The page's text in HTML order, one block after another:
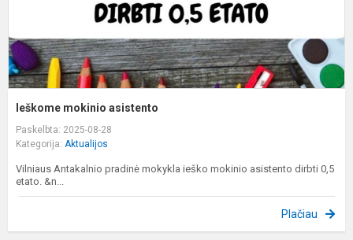
Ieškome mokinio asistento
Paskelbta: 2025-08-28
Kategorija: Aktualijos
Vilniaus Antakalnio pradinė mokykla ieško mokinio asistento dirbti 0,5
etato. &n...
Plačiau